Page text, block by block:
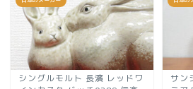
シングルモルト 長濱 レッドワ
サン